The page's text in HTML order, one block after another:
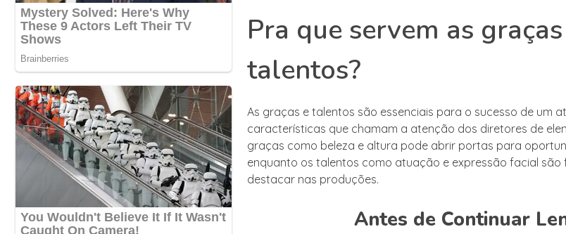
Pra que servem as
talentos?
As graças e talentos são essenciais para o sucesso de um
características que chamam a atenção dos diretores de
graças como beleza e altura pode abrir portas para
enquanto os talentos como atuação e expressão facial são
destacar nas produções.
Antes de Continuar